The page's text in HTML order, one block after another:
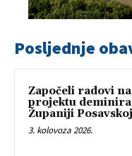
Posljednje
Započeli radovi na
projektu
Županiji Posavskoj
3. kolovoza 2026.